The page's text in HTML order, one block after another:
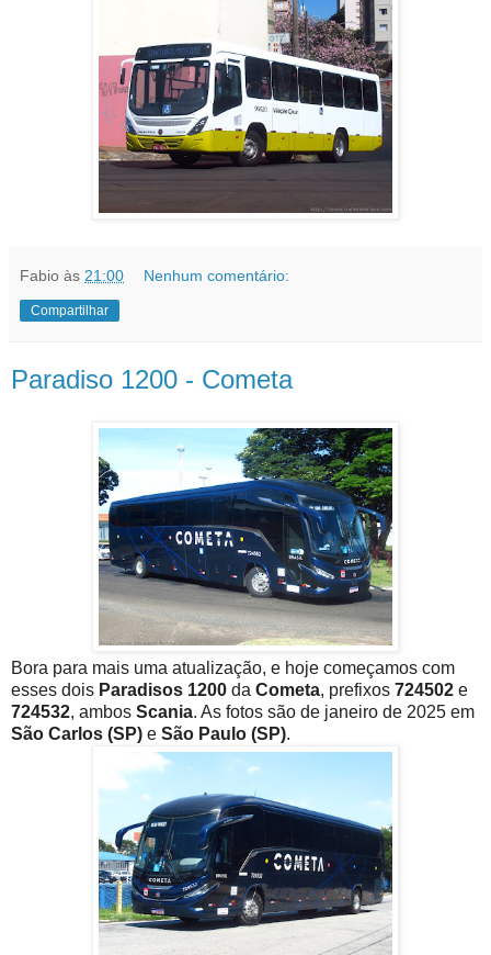
Fabio às 21:00 Nenhum comentário:
Compartilhar
Paradiso 1200 - Cometa
Bora para mais uma atualização, e hoje começamos com
esses dois Paradisos 1200 da Cometa, prefixos 724502 e
724532, ambos Scania. As fotos são de janeiro de 2025 em
São Carlos (SP) e São Paulo (SP).